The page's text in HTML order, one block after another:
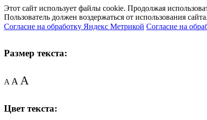
Этот сайт использует файлы cookie. Продолжая
Пользователь должен воздержаться от использования сайта.
Согласие на обработку Яндекс Метрикой Согласие на
Размер текста:
AAA
Цвет текста: